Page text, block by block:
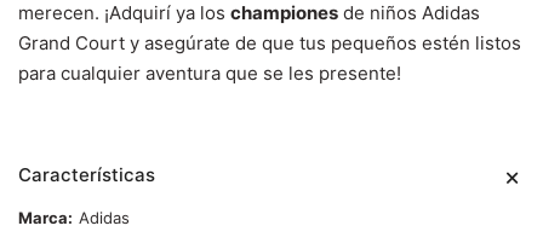
merecen. ¡Adquirí ya los championes de niños Adidas
Grand Court y asegúrate de que tus pequeños estén listos
para cualquier aventura que se les presente!
Características
Marca
Adidas